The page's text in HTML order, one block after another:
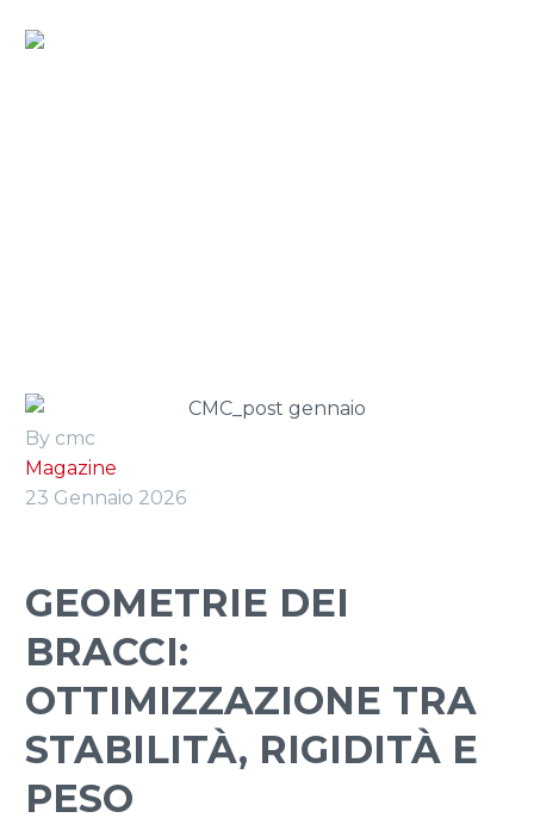
By cmc
Magazine
23 Gennaio 2026
GEOMETRIE DEI
BRACCI:
OTTIMIZZAZIONE TRA
STABILITÀ, RIGIDITÀ E
PESO